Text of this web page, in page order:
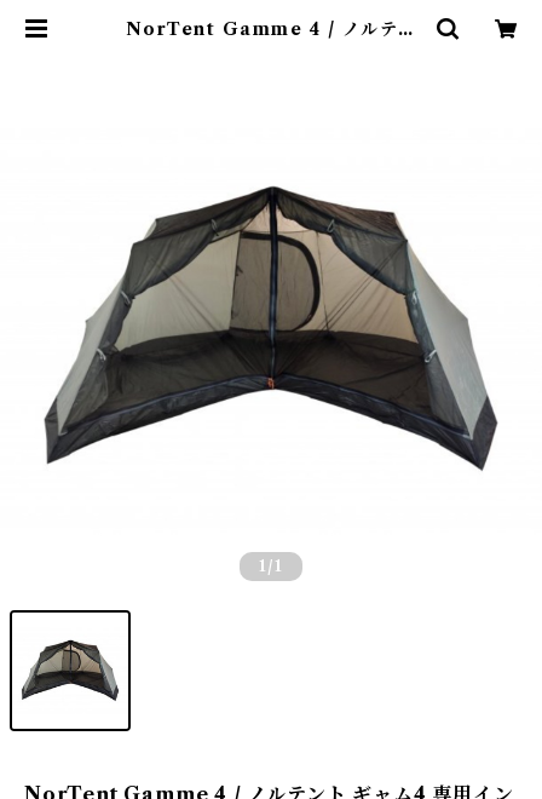
NorTent Gamme 4 / ノルテン
1 /1
NorTent Gamme 4 / ノルテント ギャム4 専用イン